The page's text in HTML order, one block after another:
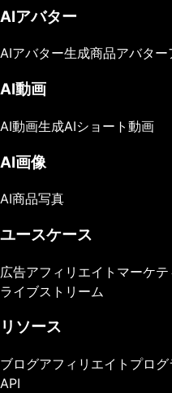
AIアバター
AIアバター生成商品アバター
AI動画
AI動画生成AIショート動画
AI画像
AI商品写真
ユースケース
広告アフィリエイトマーケ
ライブストリーム
リソース
ブログアフィリエイトプログ
API